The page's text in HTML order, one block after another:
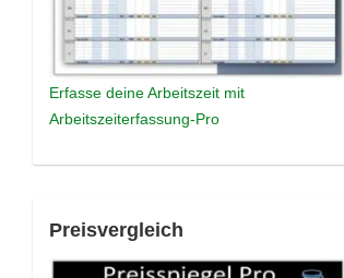
Erfasse deine Arbeitszeit mit
Arbeitszeiterfassung-Pro
Preisvergleich